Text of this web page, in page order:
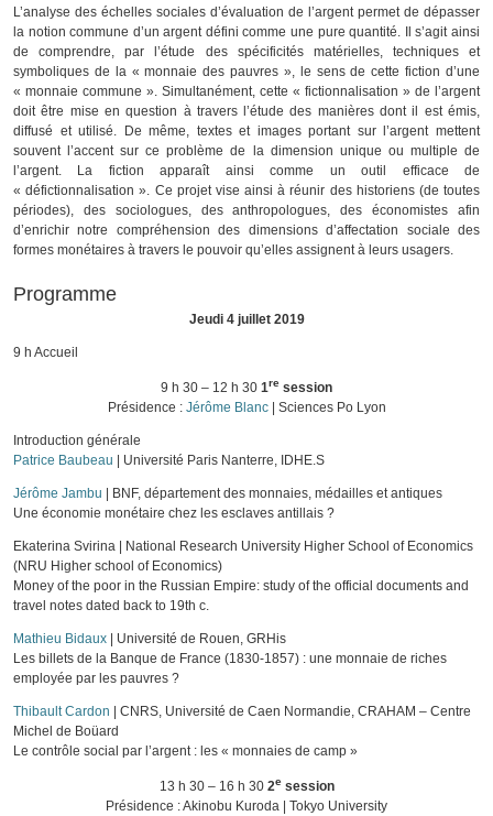
L’analyse des échelles sociales d’évaluation de l’argent permet de dépasser
la notion commune d’un argent défini comme une pure quantité. Il s’agit ainsi
de comprendre, par l’étude des spécificités matérielles, techniques et
symboliques de la « monnaie des pauvres », le sens de cette fiction d’une
« monnaie commune ». Simultanément, cette « fictionnalisation » de l’argent
doit être mise en question à travers l’étude des manières dont il est émis,
diffusé et utilisé. De même, textes et images portant sur l’argent mettent
souvent l’accent sur ce problème de la dimension unique ou multiple de
l’argent. La fiction apparaît ainsi comme un outil efficace de
« défictionnalisation ». Ce projet vise ainsi à réunir des historiens (de toutes
périodes), des sociologues, des anthropologues, des économistes afin
d’enrichir notre compréhension des dimensions d’affectation sociale des
formes monétaires à travers le pouvoir qu’elles assignent à leurs usagers.
Programme
Jeudi 4 juillet 2019
9 h Accueil
9 h 30 – 12 h 30 1re session
Présidence : Jérôme Blanc| Sciences Po Lyon
Introduction générale
Patrice Baubeau | Université Paris Nanterre, IDHE.S
Jérôme Jambu | BNF, département des monnaies, médailles et antiques
Une économie monétaire chez les esclaves antillais ?
Ekaterina Svirina | National Research University Higher School of Economics
(NRU Higher school of Economics)
Money of the poor in the Russian Empire: study of the official documents and
travel notes dated back to 19th c.
Mathieu Bidaux | Université de Rouen, GRHis
Les billets de la Banque de France (1830-1857) : une monnaie de riches
employée par les pauvres ?
Thibault Cardon | CNRS, Université de Caen Normandie, CRAHAM – Centre
Michel de Boüard
Le contrôle social par l’argent : les « monnaies de camp »
13 h 30 – 16 h 30 2esession
Présidence : Akinobu Kuroda | Tokyo University